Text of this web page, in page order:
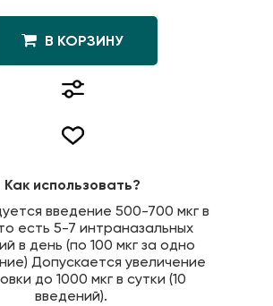
В КОРЗИНУ
Как использовать?
введение 500-700 мкг в
есть 5-7 интраназальных
в день (по 100 мкг за одно
Допускается увеличение
до 1000 мкг в сутки (10
введений).